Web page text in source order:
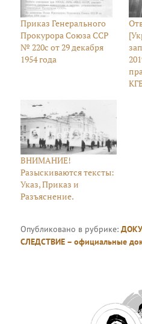
Приказ Генерального
Прокурора Союза ССР
№ 220с от 29 декабря
1954 года
ВНИМАНИЕ!
Разыскиваются тексты:
Указ, Приказ и
Разъяснение.
Опубликовано в рубрике:
СЛЕДСТВИЕ – официальные